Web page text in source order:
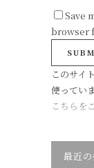
Save
browser
このサイ
使っていま
こちらを
最近